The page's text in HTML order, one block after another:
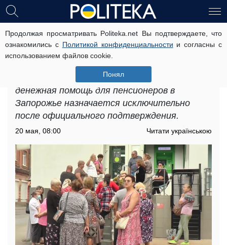
Продолжая просматривать Politeka.net Вы подтверждаете, что
ознакомились с Политикой конфиденциальности и согласны с
использованием файлов cookie.
Понял
Денежная помощь для пенсионеров
в Запорожье: как получать
ежемесячно 1038 гривен
В Пенсионном фонде подчеркивают, что
денежная помощь для пенсионеров в
Запорожье назначается исключительно
после официального подтверждения.
20 мая, 08:00 Читати українською